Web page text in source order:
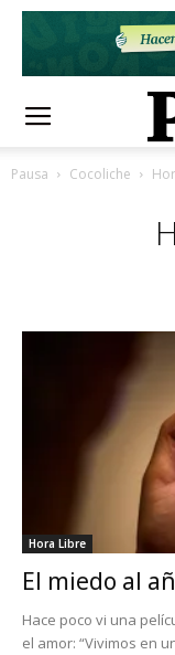
Pausa Cocoliche
Hora Libre
El miedo al
Hace poco vi una
el amor: “Vivimos en